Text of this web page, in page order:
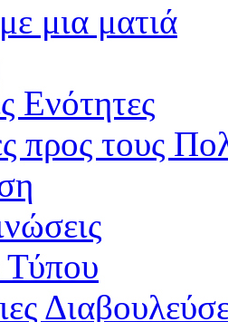
μια ματιά
Ενότητες
προς τους
Τύπου